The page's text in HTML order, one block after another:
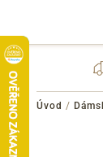
Úvod /